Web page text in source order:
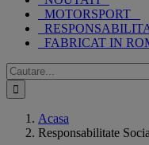
MOTORSPORT
FABRICAT IN
Cautare...
Acasa
Responsabilitate